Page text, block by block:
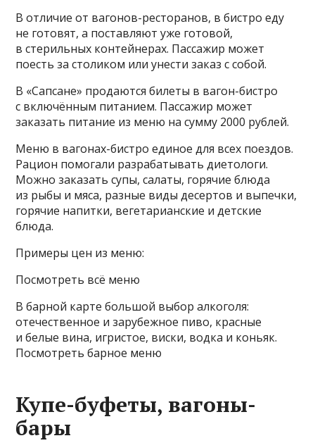
В отличие от вагонов-ресторанов, в бистро еду
не готовят, а поставляют уже готовой,
в стерильных контейнерах. Пассажир может
поесть за столиком или унести заказ с собой.
В «Сапсане» продаются билеты в вагон-бистро
с включённым питанием. Пассажир может
заказать питание из меню на сумму 2000 рублей.
Меню в вагонах-бистро единое для всех поездов.
Рацион помогали разрабатывать диетологи.
Можно заказать супы, салаты, горячие блюда
из рыбы и мяса, разные виды десертов и выпечки,
горячие напитки, вегетарианские и детские
блюда.
Примеры цен из меню:
Посмотреть всё меню
В барной карте большой выбор алкоголя:
отечественное и зарубежное пиво, красные
и белые вина, игристое, виски, водка и коньяк.
Посмотреть барное меню
Купе-буфеты, вагоны-
бары